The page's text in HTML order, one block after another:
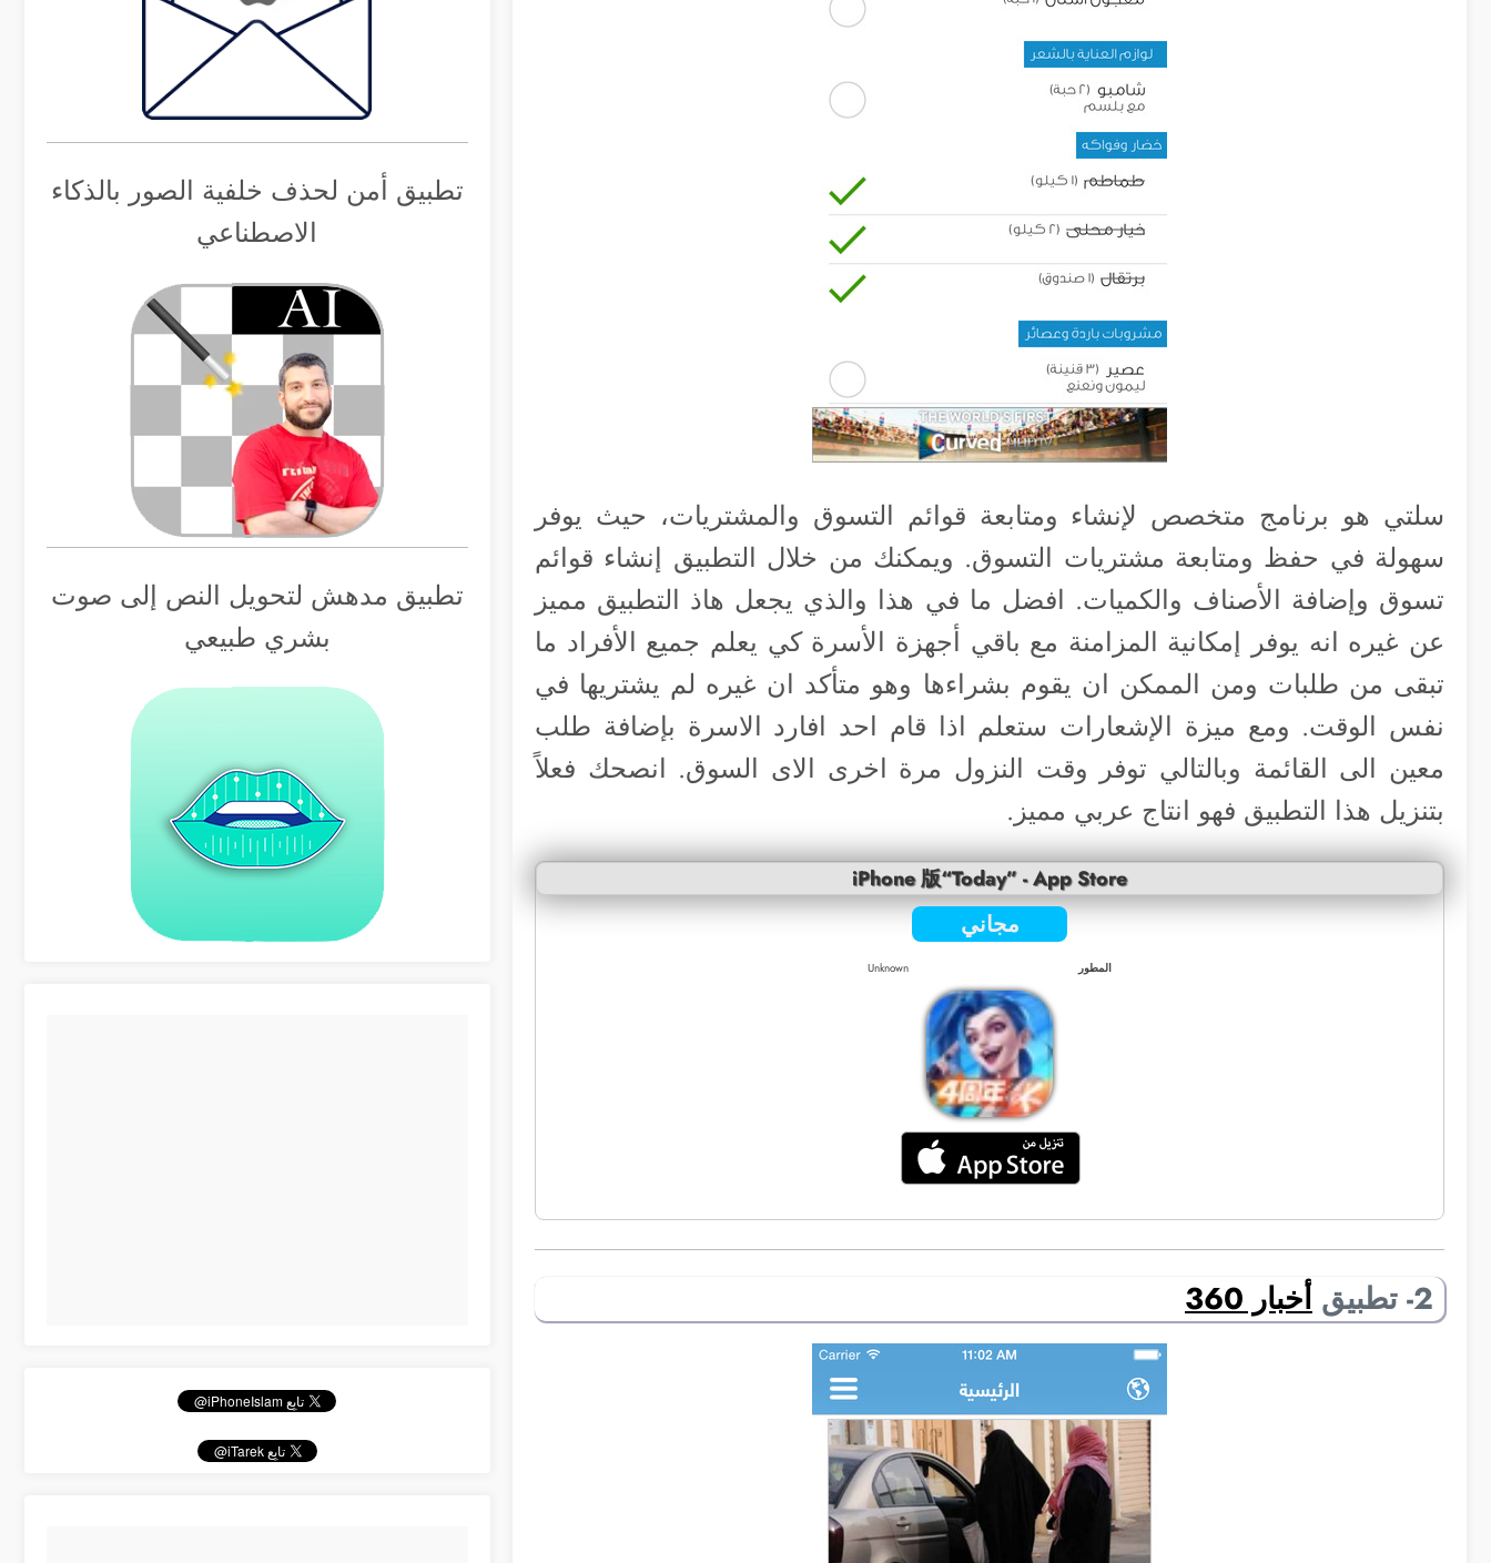
سلتي هو برنامج متخصص لإنشاء ومتابعة قوائم التسوق والمشتريات، حيث يوفر
سهولة في حفظ ومتابعة مشتريات التسوق. ويمكنك من خلال التطبيق إنشاء قوائم
تسوق وإضافة الأصناف والكميات. افضل ما في هذا والذي يجعل هاذ التطبيق مميز
عن غيره انه يوفر إمكانية المزامنة مع باقي أجهزة الأسرة كي يعلم جميع الأفراد ما
تبقى من طلبات ومن الممكن ان يقوم بشراءها وهو متأكد ان غيره لم يشتريها في
نفس الوقت. ومع ميزة الإشعارات ستعلم اذا قام احد افارد الاسرة بإضافة طلب
معين الى القائمة وبالتالي توفر وقت النزول مرة اخرى الاى السوق. انصحك فعلاً
بتنزيل هذا التطبيق فهو انتاج عربي مميز.
iPhone 版“Today” - App Store
مجاني
المطور Unknown
2- تطبيق أخبار 360
تطبيق أمن لحذف خلفية الصور بالذكاء
الاصطناعي
تطبيق مدهش لتحويل النص إلى صوت
بشري طبيعي